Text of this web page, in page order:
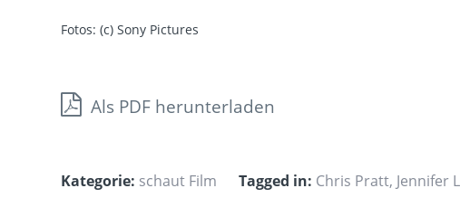
Fotos: (c) Sony Pictures
Als PDF herunterladen
Kategorie: schaut Film Tagged in: Chris Pratt, Jennifer